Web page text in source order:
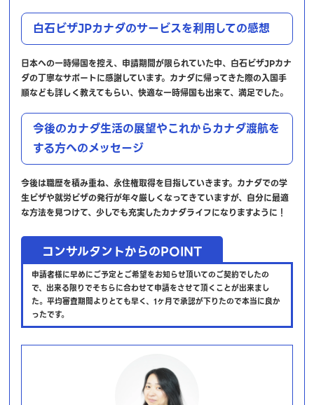
白石ビザJPカナダのサービスを利用しての感想
日本への一時帰国を控え、申請期間が限られていた中、白石ビザJPカナ
ダの丁寧なサポートに感謝しています。カナダに帰ってきた際の入国手
順なども詳しく教えてもらい、快適な一時帰国も出来て、満足でした。
今後のカナダ生活の展望やこれからカナダ渡航を
する方へのメッセージ
今後は職歴を積み重ね、永住権取得を目指していきます。カナダでの学
生ビザや就労ビザの発行が年々厳しくなってきていますが、自分に最適
な方法を見つけて、少しでも充実したカナダライフになりますように！
コンサルタントからのPOINT
申請者様に早めにご予定とご希望をお知らせ頂いてのご契約でしたの
で、出来る限りでそちらに合わせて申請をさせて頂くことが出来まし
た。平均審査期間よりとても早く、1ヶ月で承認が下りたので本当に良か
ったです。